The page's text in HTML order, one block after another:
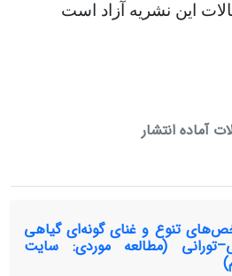
این نشریه آزاد است
آماده انتشار
تنوع و غنای گونه‌ای گیاهی
(مطالعه موردی: سایت